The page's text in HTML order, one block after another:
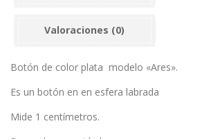
Valoraciones (0)
Botón de color plata modelo «Ares».
Es un botón en en esfera labrada
Mide 1 centímetros.